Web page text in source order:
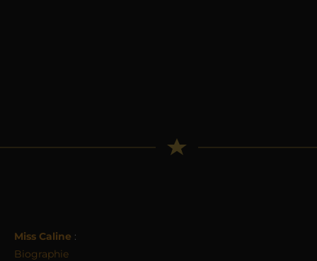
Miss Caline :
Biographie